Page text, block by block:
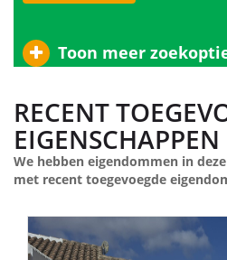
Toon meer
RECENT
EIGENSCHAPPEN
We hebben eigendommen in
met recent toegevoegde